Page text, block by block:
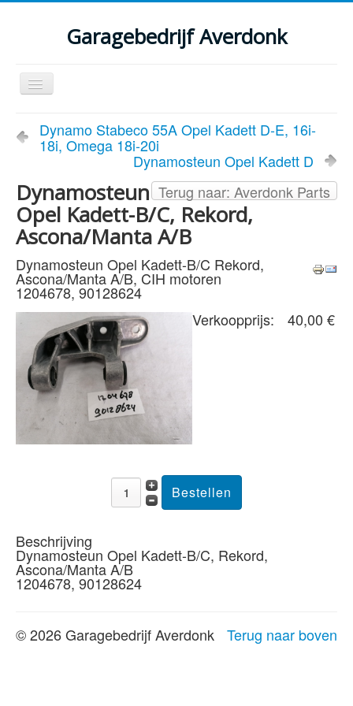
Garagebedrijf Averdonk
Schakelen
navigatie
Welkom
Klassiekers en restauratie verslagen
Diensten
Parts
Occasions
Kenteken gegevens opvragen
Contact
Dynamo Stabeco 55A Opel Kadett D-E, 16i-
18i, Omega 18i-20i
Dynamosteun Opel Kadett D
Terug naar: Averdonk Parts
Dynamosteun
Opel Kadett-B/C, Rekord,
Ascona/Manta A/B
Dynamosteun Opel Kadett-B/C Rekord,
Ascona/Manta A/B, CIH motoren
1204678, 90128624
Verkoopprijs:
40,00 €
Beschrijving
Dynamosteun Opel Kadett-B/C, Rekord,
Ascona/Manta A/B
1204678, 90128624
Terug naar boven
© 2026 Garagebedrijf Averdonk